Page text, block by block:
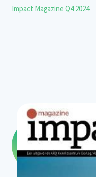
Impact Magazine Q4 2024